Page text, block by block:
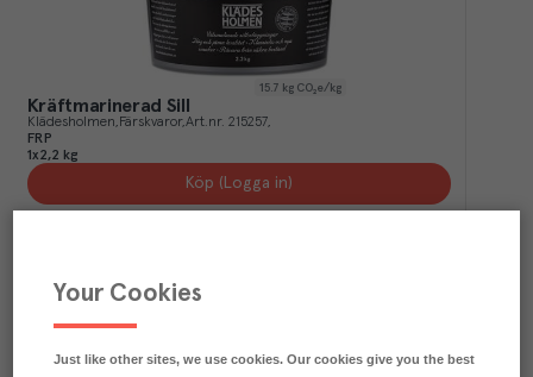
15.7 kg CO₂e/kg
Kräftmarinerad Sill
Klädesholmen Färskvaror Art.nr. 215257
FRP
1x2,2 kg
Köp (Logga in)
Your Cookies
Just like other sites, we use cookies. Our cookies give you the best